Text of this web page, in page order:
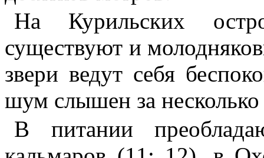
На Курильских
существуют и
звери ведут себя
шум слышен за
В питании